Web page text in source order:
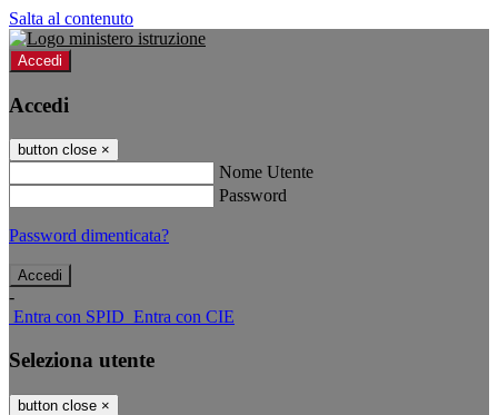
Salta al contenuto
Accedi
Accedi
button close ×
Nome Utente
Password
Password dimenticata?
-
Entra con SPID Entra con CIE
Seleziona utente
button close ×